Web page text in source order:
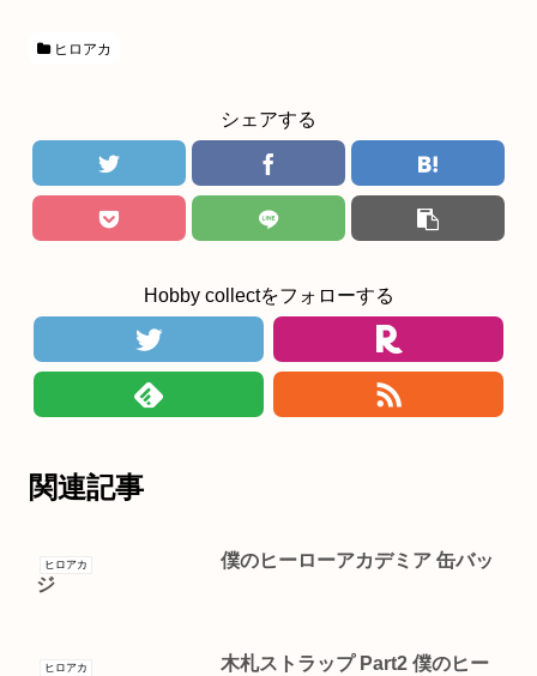
ヒロアカ
シェアする
Hobby collectをフォローする
関連記事
ヒロアカ
僕のヒーローアカデミア 缶バッ
ジ
ヒロアカ
木札ストラップ Part2 僕のヒー